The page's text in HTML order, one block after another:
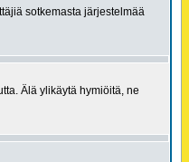
sotkemasta järjestelmää
Älä ylikäytä hymiöitä, ne